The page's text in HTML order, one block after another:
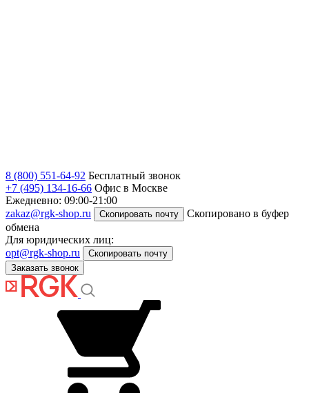
8 (800) 551-64-92 Бесплатный звонок
+7 (495) 134-16-66 Офис в Москве
Ежедневно: 09:00-21:00
zakaz@rgk-shop.ru
Скопировать почту
Скопировано в буфер
обмена
Для юридических лиц:
opt@rgk-shop.ru
Скопировать почту
Заказать звонок